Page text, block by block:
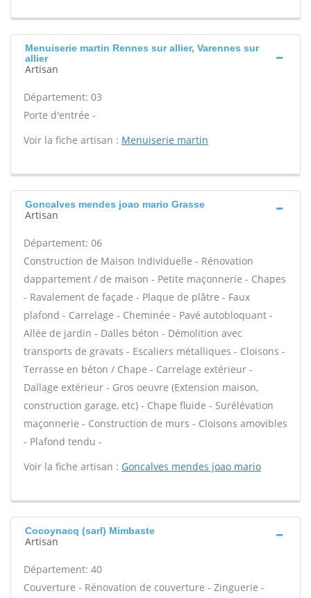
Menuiserie martin Rennes sur allier, Varennes sur
allier
Artisan
Département: 03
Porte d'entrée -
Voir la fiche artisan : Menuiserie martin
Goncalves mendes joao mario Grasse
Artisan
Département: 06
Construction de Maison Individuelle - Rénovation
dappartement / de maison - Petite maçonnerie - Chapes
- Ravalement de façade - Plaque de plâtre - Faux
plafond - Carrelage - Cheminée - Pavé autobloquant -
Allée de jardin - Dalles béton - Démolition avec
transports de gravats - Escaliers métalliques - Cloisons -
Terrasse en béton / Chape - Carrelage extérieur -
Dallage extérieur - Gros oeuvre (Extension maison,
construction garage, etc) - Chape fluide - Surélévation
maçonnerie - Construction de murs - Cloisons amovibles
- Plafond tendu -
Voir la fiche artisan : Goncalves mendes joao mario
Cocoynacq (sarl) Mimbaste
Artisan
Département: 40
Couverture - Rénovation de couverture - Zinguerie -